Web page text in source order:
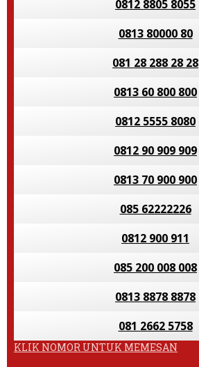
0812 8805 8055
0813 80000 80
081 28 288 28 28
0813 60 800 800
0812 5555 8080
0812 90 909 909
0813 70 900 900
085 62222226
0812 900 911
085 200 008 008
0813 8878 8878
081 2662 5758
KLIK NOMOR UNTUK MEMESAN